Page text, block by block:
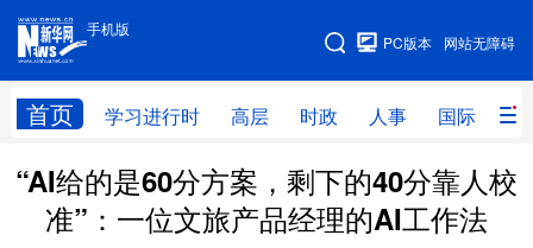
手机版
网站无障碍
PC版本
首页 学习进行时 高层 时政 人事 国际 财
手机版
网站地图
学习进行时 高层 时政 人事
国际 财经 网评 港澳
“AI给的是60分方案，剩下的40分靠人校
准”：一位文旅产品经理的AI工作法